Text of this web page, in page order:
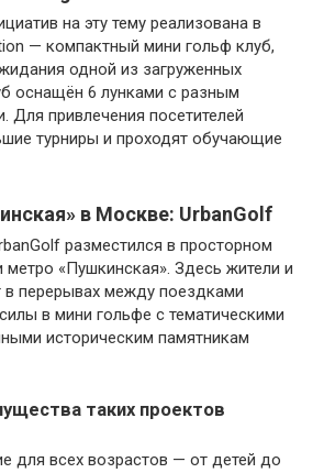
на эту тему реализована в
— компактный мини гольф клуб,
одной из загруженных
оснащён 6 лунками с разным
Для привлечения посетителей
турниры и проходят обучающие
в Москве: UrbanGolf
разместился в просторном
метро «Пушкинская». Здесь жители и
в перерывах между поездками
в мини гольфе с тематическими
историческим памятникам
таких проектов
для всех возрастов — от детей до